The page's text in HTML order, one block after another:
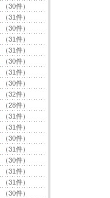
（30件）
（31件）
（30件）
（31件）
（31件）
（30件）
（31件）
（30件）
（32件）
（28件）
（31件）
（31件）
（30件）
（31件）
（30件）
（31件）
（31件）
（30件）